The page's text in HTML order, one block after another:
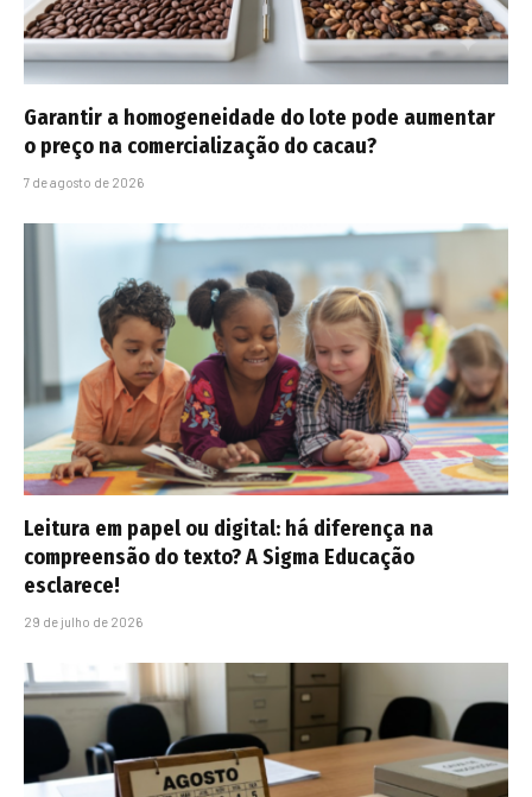
Garantir a homogeneidade do lote pode aumentar
o preço na comercialização do cacau?
7 de agosto de 2026
Leitura em papel ou digital: há diferença na
compreensão do texto? A Sigma Educação
esclarece!
29 de julho de 2026